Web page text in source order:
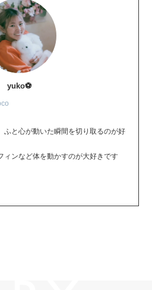
yuko⚽️
ふと心が動いた瞬間を切り取るのが好
ィンなど体を動かすのが大好きです